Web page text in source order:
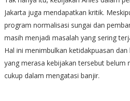
Jakarta juga mendapatkan kritik.
program normalisasi sungai dan
masih menjadi masalah yang sering
Hal ini menimbulkan ketidakpuasan
yang merasa kebijakan tersebut belum
cukup dalam mengatasi banjir.